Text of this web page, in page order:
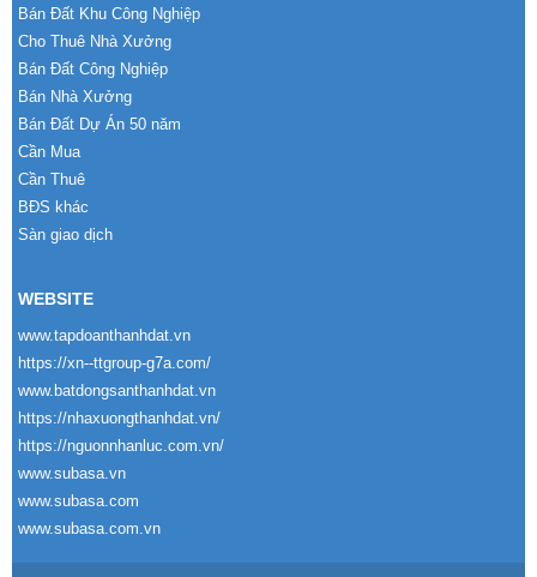
Bán Đất Khu Công Nghiệp
Cho Thuê Nhà Xưởng
Bán Đất Công Nghiệp
Bán Nhà Xưởng
Bán Đất Dự Án 50 năm
Cần Mua
Cần Thuê
BĐS khác
Sàn giao dịch
WEBSITE
www.tapdoanthanhdat.vn
https://xn--ttgroup-g7a.com/
www.batdongsanthanhdat.vn
https://nhaxuongthanhdat.vn/
https://nguonnhanluc.com.vn/
www.subasa.vn
www.subasa.com
www.subasa.com.vn